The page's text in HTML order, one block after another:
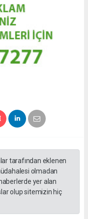
tarafından eklenen
olmadan
yer alan
olup sitemizin hiç